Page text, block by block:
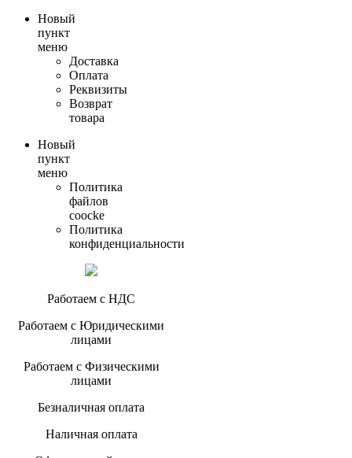
Новый
пункт
меню
Доставка
Оплата
Реквизиты
Возврат
товара
Новый
пункт
меню
Политика
файлов
coocke
Политика
конфиденциальности
Работаем с НДС
Работаем с Юридическими
лицами
Работаем с Физическими
лицами
Безналичная оплата
Наличная оплата